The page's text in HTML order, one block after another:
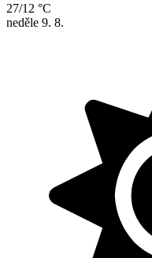
27/12 °C
neděle 9. 8.